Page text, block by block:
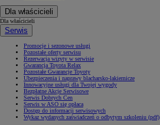
Dla właścicieli
Dla właścicieli
Serwis
Promocje i sezonowe usługi
Pozostałe oferty serwisu
Rezerwacja wizyty w serwisie
Gwarancja Toyota Relax
Pozostałe Gwarancje Toyoty
Ubezpieczenia i naprawy blacharsko-lakiernicze
Innowacyjne usługi dla Twojej wygody
Bezpłatne Akcje Serwisowe
Serwis Dobrych Cen
Serwis w ASO się opłaca
Dostęp do informacji serwisowych
Wykaz wydanych zaświadczeń o odbytym szkoleniu (pdf)